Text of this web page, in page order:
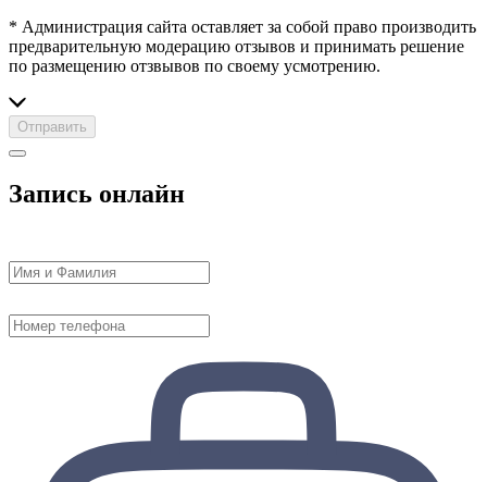
* Администрация сайта оставляет за собой право производить
предварительную модерацию отзывов и принимать решение
по размещению отзвывов по своему усмотрению.
Отправить
Запись онлайн